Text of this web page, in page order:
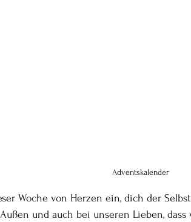
Adventskalender
Woche von Herzen ein, dich der
und auch bei unseren Lieben, dass